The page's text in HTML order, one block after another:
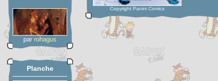
par rohagus
Planche
Copyright Panini Comics